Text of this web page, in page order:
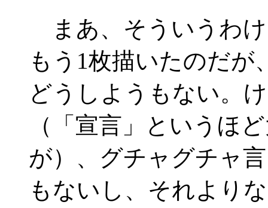
まあ、そういうわ
もう1枚描いたのだが
どうしようもない。
（「宣言」というほ
が）、グチャグチャ
もないし、それより